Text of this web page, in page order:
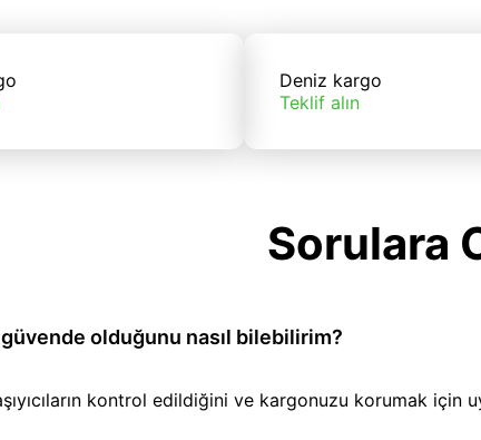
Deniz kargo
Teklif alın
Sorulara
güvende olduğunu nasıl bilebilirim?
kontrol edildiğini ve kargonuzu korumak için